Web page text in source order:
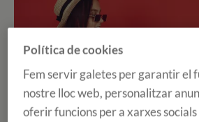
Política de cookies
Fem servir galetes per garantir el
nostre lloc web, personalitzar
oferir funcions per a xarxes